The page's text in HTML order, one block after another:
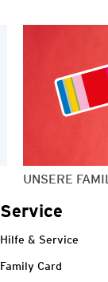
UNSERE
Service
Hilfe & Service
Family Card